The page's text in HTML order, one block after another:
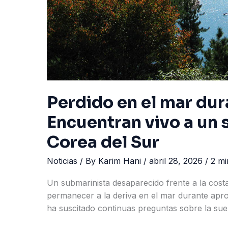
Perdido en el mar
Encuentran vivo a
Corea del Sur
Noticias / By Karim Hani / abril 28, 2026 / 2
Un submarinista desaparecido frente a la
permanecer a la deriva en el mar durante
ha suscitado continuas preguntas sobre la